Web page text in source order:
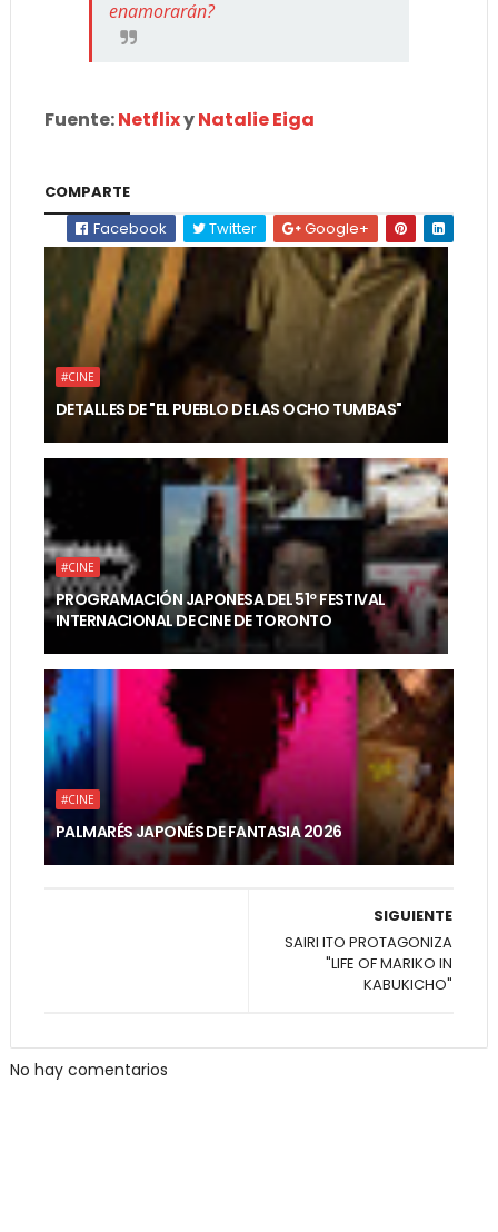
enamorarán?
Fuente:NetflixyNatalie Eiga
COMPARTE
Facebook
Twitter Google+
#CINE
DETALLES DE "EL PUEBLO DE LAS OCHO TUMBAS"
#CINE
PROGRAMACIÓN JAPONESA DEL 51º FESTIVAL
INTERNACIONAL DE CINE DE TORONTO
#CINE
PALMARÉS JAPONÉS DE FANTASIA 2026
SIGUIENTE
SAIRI ITO PROTAGONIZA
"LIFE OF MARIKO IN
KABUKICHO"
No hay comentarios